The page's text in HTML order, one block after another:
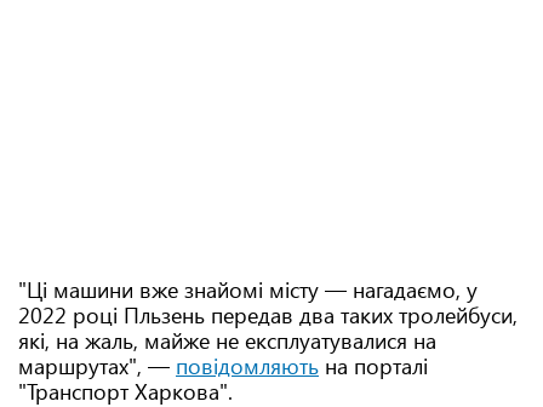
"Ці машини вже знайомі місту — нагадаємо, у
2022 році Пльзень передав два таких тролейбуси,
які, на жаль, майже не експлуатувалися на
маршрутах", — повідомляють на порталі
"Транспорт Харкова".